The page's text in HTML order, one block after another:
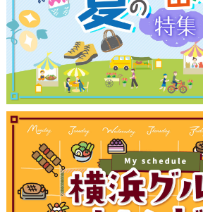
ブログ記事
サイトについて